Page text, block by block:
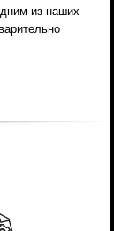
из наших